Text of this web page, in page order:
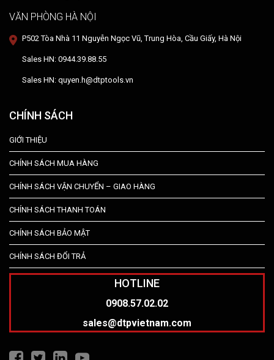
VĂN PHÒNG HÀ NỘI
P502 Tòa Nhà 11 Nguyễn Ngọc Vũ, Trung Hòa, Cầu Giấy, Hà Nội
Sales HN: 0944.39.88.55
Sales HN: quyen.h@dtptools.vn
CHÍNH SÁCH
GIỚI THIỆU
CHÍNH SÁCH MUA HÀNG
CHÍNH SÁCH VẬN CHUYỂN – GIAO HÀNG
CHÍNH SÁCH THANH TOÁN
CHÍNH SÁCH BẢO MẬT
CHÍNH SÁCH ĐỔI TRẢ
HOTLINE
0908.57.02.02
sales@dtpvietnam.com